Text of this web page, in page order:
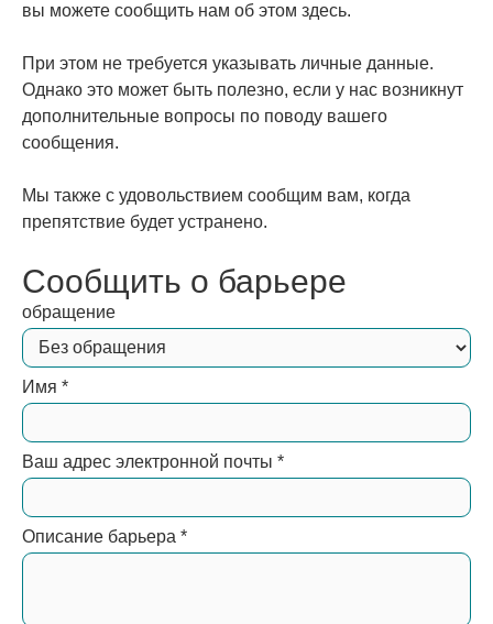
вы можете сообщить нам об этом здесь.
При этом не требуется указывать личные данные.
Однако это может быть полезно, если у нас возникнут
дополнительные вопросы по поводу вашего
сообщения.
Мы также с удовольствием сообщим вам, когда
препятствие будет устранено.
Сообщить о барьере
обращение
Имя *
Ваш адрес электронной почты *
Описание барьера *